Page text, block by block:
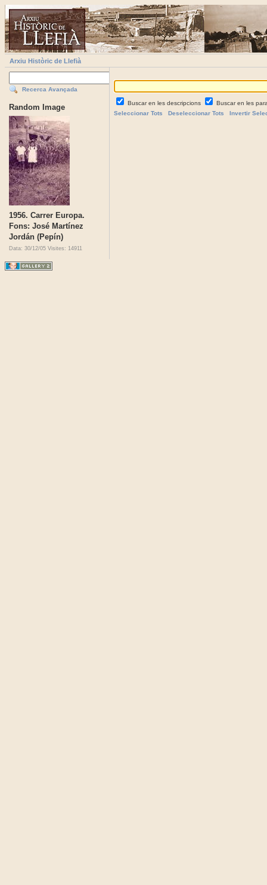
Arxiu Històric de Llefià
Recerca Avançada
Random Image
1956. Carrer Europa.
Fons: José Martínez
Jordán (Pepín)
Data: 30/12/05 Visites: 14911
Buscar en les descripcions
Buscar en les
Seleccionar Tots
Deseleccionar Tots Invertir